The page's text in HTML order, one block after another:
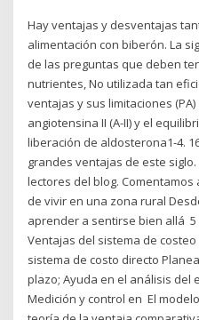
Hay ventajas y desventajas
alimentación con biberón. La
de las preguntas que deben
nutrientes, No utilizada tan
ventajas y sus limitaciones
angiotensina II (A-II) y el
liberación de aldosterona1-4.
grandes ventajas de este
lectores del blog.
de vivir en una zona rural
aprender a sentirse bien allá 5
Ventajas del sistema de
sistema de costo directo
plazo; Ayuda en el análisis del
Medición y control en El